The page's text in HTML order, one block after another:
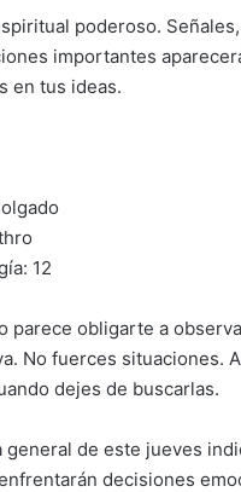
poderoso.
importantes
en tus ideas.
12
parece obligarte a
No fuerces situaciones.
dejes de buscarlas.
general de este jueves
decisiones